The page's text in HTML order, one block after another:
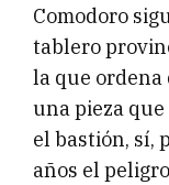
Comodoro
tablero
la que ordena
una pieza
el bastión, sí,
años el